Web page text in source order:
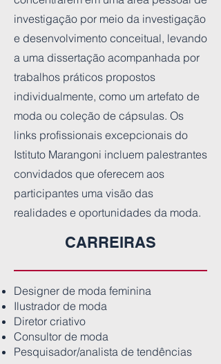
investigação por meio da investigação
e desenvolvimento conceitual, levando
a uma dissertação acompanhada por
trabalhos práticos propostos
individualmente, como um artefato de
moda ou coleção de cápsulas. Os
links profissionais excepcionais do
Istituto Marangoni incluem palestrantes
convidados que oferecem aos
participantes uma visão das
realidades e oportunidades da moda.
CARREIRAS
Designer de moda feminina
Ilustrador de moda
Diretor criativo
Consultor de moda
Pesquisador/analista de tendências